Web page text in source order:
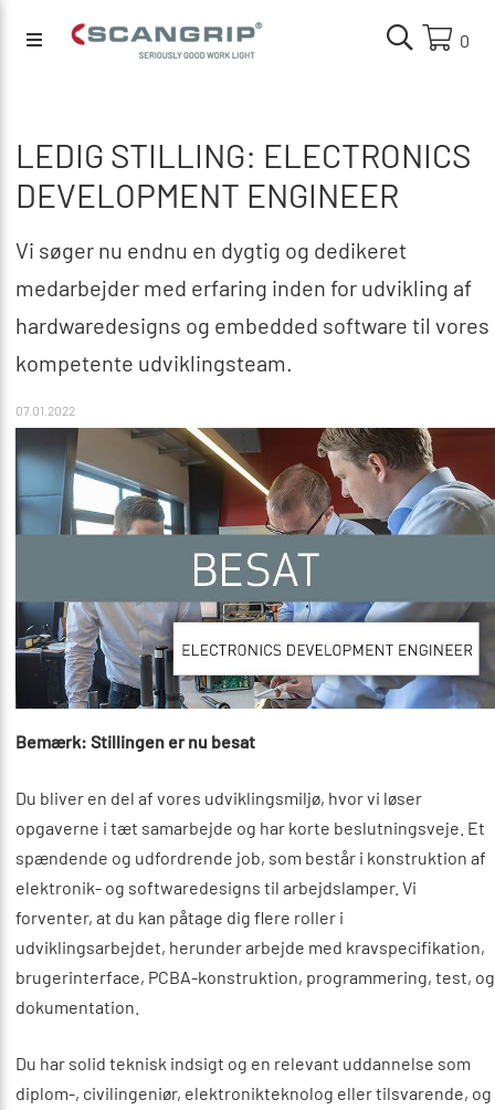
0
LEDIG STILLING: ELECTRONICS
DEVELOPMENT ENGINEER
Vi søger nu endnu en dygtig og dedikeret
medarbejder med erfaring inden for udvikling af
hardwaredesigns og embedded software til vores
kompetente udviklingsteam.
07.01.2022
Bemærk: Stillingen er nu besat
Du bliver en del af vores udviklingsmiljø, hvor vi løser
opgaverne i tæt samarbejde og har korte beslutningsveje. Et
spændende og udfordrende job, som består i konstruktion af
elektronik- og softwaredesigns til arbejdslamper. Vi
forventer, at du kan påtage dig flere roller i
udviklingsarbejdet, herunder arbejde med kravspecifikation,
brugerinterface, PCBA-konstruktion, programmering, test, og
dokumentation.
Du har solid teknisk indsigt og en relevant uddannelse som
diplom-, civilingeniør, elektronikteknolog eller tilsvarende, og